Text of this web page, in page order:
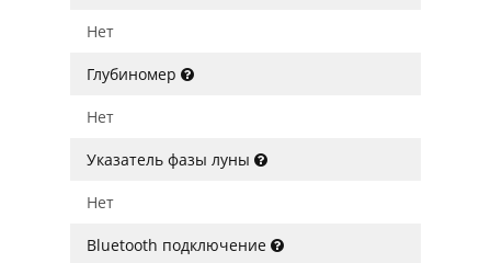
Нет
Глубиномер
Нет
Указатель фазы луны
Нет
Bluetooth подключение